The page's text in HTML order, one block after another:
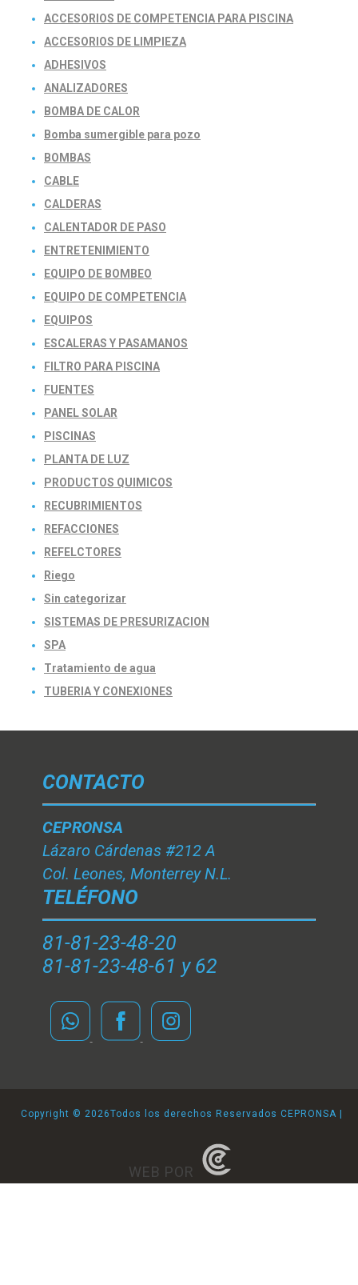
ACCESORIOS DE COMPETENCIA PARA PISCINA
ACCESORIOS DE LIMPIEZA
ADHESIVOS
ANALIZADORES
BOMBA DE CALOR
Bomba sumergible para pozo
BOMBAS
CABLE
CALDERAS
CALENTADOR DE PASO
ENTRETENIMIENTO
EQUIPO DE BOMBEO
EQUIPO DE COMPETENCIA
EQUIPOS
ESCALERAS Y PASAMANOS
FILTRO PARA PISCINA
FUENTES
PANEL SOLAR
PISCINAS
PLANTA DE LUZ
PRODUCTOS QUIMICOS
RECUBRIMIENTOS
REFACCIONES
REFELCTORES
Riego
Sin categorizar
SISTEMAS DE PRESURIZACION
SPA
Tratamiento de agua
TUBERIA Y CONEXIONES
CONTACTO
CEPRONSA
Lázaro Cárdenas #212 A
Col. Leones, Monterrey N.L.
TELÉFONO
81-81-23-48-20
81-81-23-48-61 y 62
Copyright © 2026Todos los derechos Reservados CEPRONSA |
WEB POR